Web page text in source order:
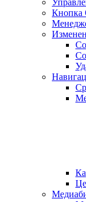
Кнопка